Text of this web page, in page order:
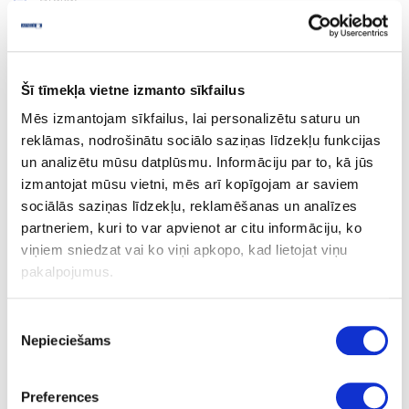
Šī tīmekļa vietne izmanto sīkfailus
Mēs izmantojam sīkfailus, lai personalizētu saturu un
reklāmas, nodrošinātu sociālo saziņas līdzekļu funkcijas
un analizētu mūsu datplūsmu. Informāciju par to, kā jūs
izmantojat mūsu vietni, mēs arī kopīgojam ar saviem
sociālās saziņas līdzekļu, reklamēšanas un analīzes
partneriem, kuri to var apvienot ar citu informāciju, ko
viņiem sniedzat vai ko viņi apkopo, kad lietojat viņu
pakalpojumus.
izvēle
Nepieciešams
Preferences
Cietā vaska eļļa OSMO Hartwachs-
Öl Effect Natural, bezkrāsaina,
matēta
Gab.
matēta
testeris